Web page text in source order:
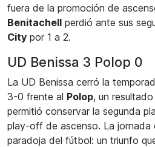
fuera de la promoción de
Benitachell perdió ante sus
City por 1 a 2.
UD Benissa 3 Polop 0
La UD Benissa cerró la
3-0 frente al Polop, un
permitió conservar la segunda
play-off de ascenso. La jornada
paradoja del fútbol: un triunfo